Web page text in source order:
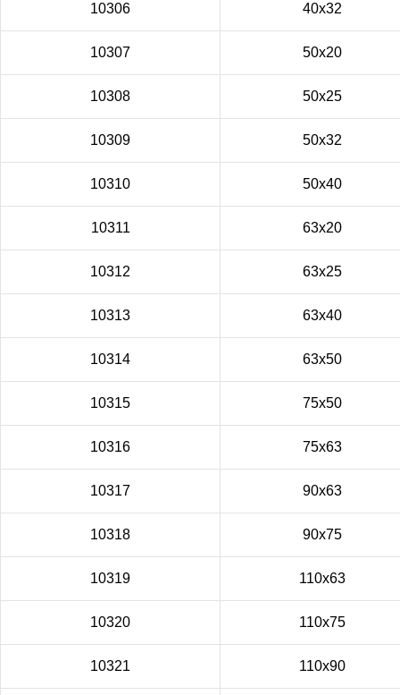
10306 40x32
10307 50x20
10308 50x25
10309 50x32
10310 50x40
10311 63x20
10312 63x25
10313 63x40
10314 63x50
10315 75x50
10316 75x63
10317 90x63
10318 90x75
10319 110x63
10320 110x75
10321 110x90